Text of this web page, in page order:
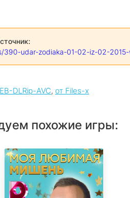
390-udar-zodiaka-01-02-iz-02-
DLRip-AVC, от Files-х
похожие игры: